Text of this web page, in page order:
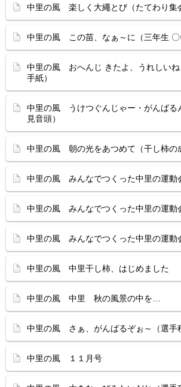
中里の風 楽しく大繩とび（たてわり集
中里の風 この苗、なぁ～に（三年生 〇
中里の風 おへんじ きたよ、うれしいね
手紙）
中里の風 うけつぐんじゃー・がんばる
見音頭）
中里の風 朝の光をあつめて（干し柿の
中里の風 みんなでつくった中里の運動
中里の風 みんなでつくった中里の運動
中里の風 みんなでつくった中里の運動
中里の風 中里干し柿、はじめました
中里の風 中里 秋の風景の中を…
中里の風 さぁ、がんばるぞぉ～（選手
中里の風 １１月号